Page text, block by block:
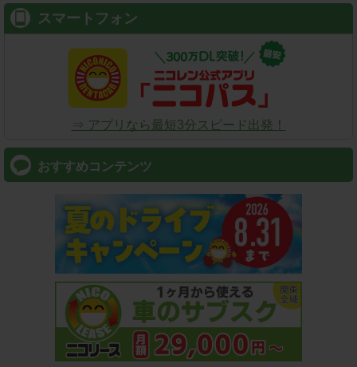
スマートフォン
⇒ アプリなら最短3分スピード出発！
おすすめコンテンツ